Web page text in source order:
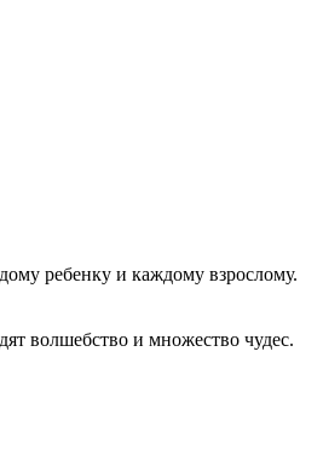
ребенку и каждому взрослому.
волшебство и множество чудес.